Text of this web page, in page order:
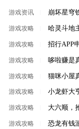
游戏资讯 崩坏星穹
游戏攻略
游戏攻略
游戏攻略
游戏攻略
游戏攻略
游戏攻略
游戏攻略